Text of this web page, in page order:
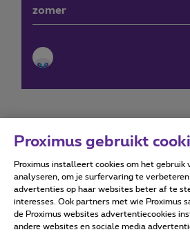
zomer
Forumvoorwaarden
Proximus gebruikt
Proximus installeert cookies om het gebruik
analyseren, om je surfervaring te verbeteren
advertenties op haar websites beter af te
interesses. Ook partners met wie Proximus
de Proximus websites advertentiecookies
andere websites en sociale media